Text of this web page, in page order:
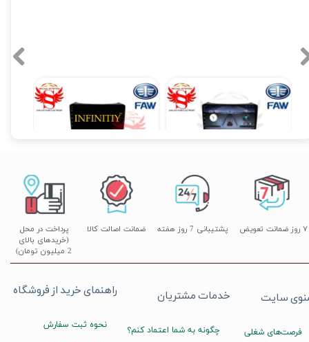
مانیتور فابریک اندروید خودروی بسترن B50 برند ویستا VISTA مدل TSX-1032
۱۶,۹۹۰,۰۰۰ تومان
مانیتور فابریک اندروید خودروی بسترن B50 برند ویستا VISTA مدل TSX-2032
۱۹,۹۰۰,۰۰۰ تومان
پشتیبانی 7 روز هفته
پرداخت در محل
(خریدهای بالای
2 میلیون تومان)
۷ روز ضمانت تعویض ضمانت اصالت کالا
راهنمای خرید از فروشگاه
نحوه ثبت سفارش
خدمات مشتریان
چگونه به شما اعتماد کنم؟
سایت
فرصت‌های شغلی